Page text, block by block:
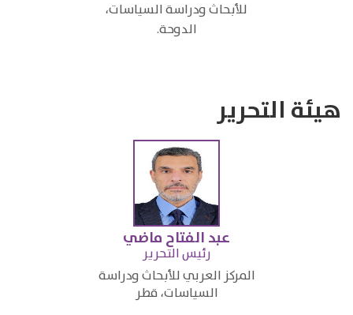
للأبحاث ​ودراسة السياسات،
الدوحة.
هيئة التحرير
عبد الفتاح ماضي
​رئيس التحرير
المركز العربي للأبحاث ودراسة
السياسات، قطر